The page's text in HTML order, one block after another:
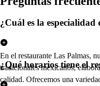
¿Cuál es la
En el restaurante Las Palmas,
tradicionales mexicanos,
calidad. Ofrecemos una
¿Qué horarios tiene el